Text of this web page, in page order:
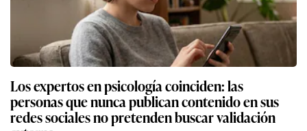
Los expertos en psicología coinciden: las
personas que nunca publican contenido en sus
redes sociales no pretenden buscar validación